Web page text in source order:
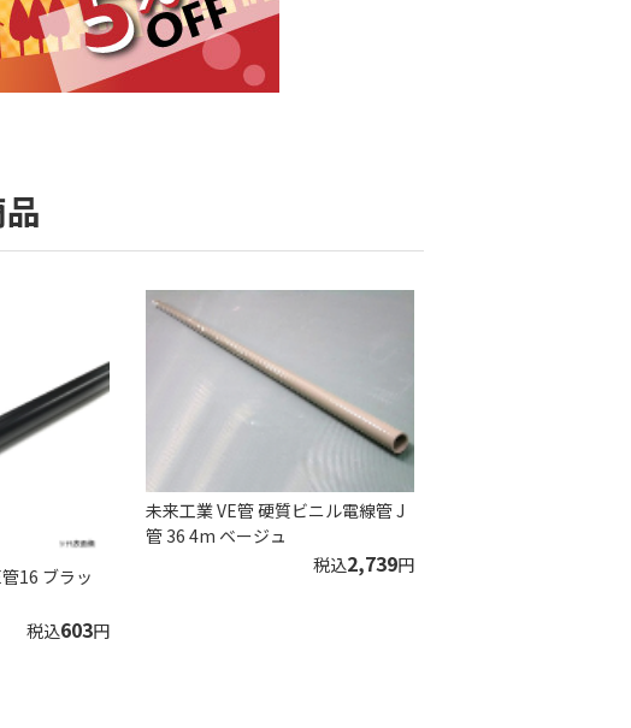
16 ブラッ
税込603円
未来工業 VE管 硬質ビニル電線管 J
管 36 4m ベージュ
税込2,739円